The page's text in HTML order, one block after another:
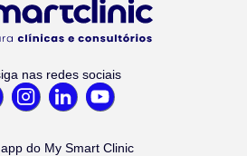
nas redes sociais
do My Smart Clinic